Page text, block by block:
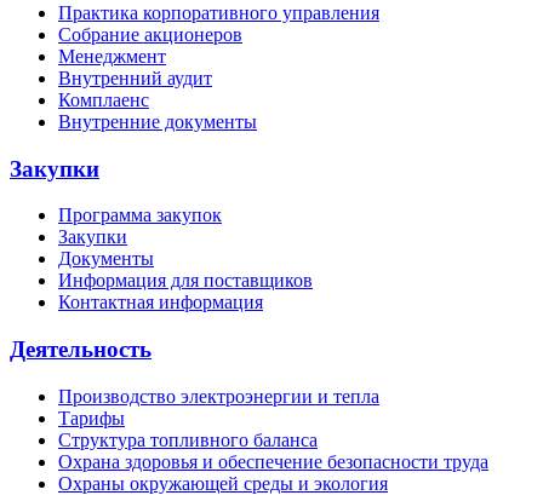
Практика корпоративного управления
Собрание акционеров
Менеджмент
Внутренний аудит
Комплаенс
Внутренние документы
Закупки
Программа закупок
Закупки
Документы
Информация для поставщиков
Контактная информация
Деятельность
Производство электроэнергии и тепла
Тарифы
Структура топливного баланса
Охрана здоровья и обеспечение безопасности труда
Охраны окружающей среды и экология